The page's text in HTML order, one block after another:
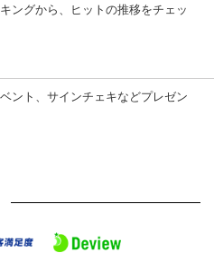
ングから、ヒットの推移をチェッ
ント、サインチェキなどプレゼン